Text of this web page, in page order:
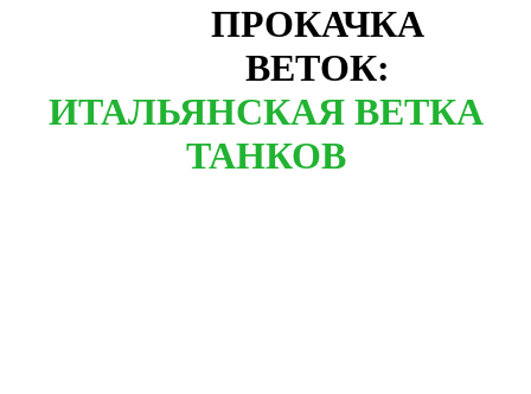
ПРОКАЧКА
ВЕТОК:
ИТАЛЬЯНСКАЯ ВЕТКА
ТАНКОВ